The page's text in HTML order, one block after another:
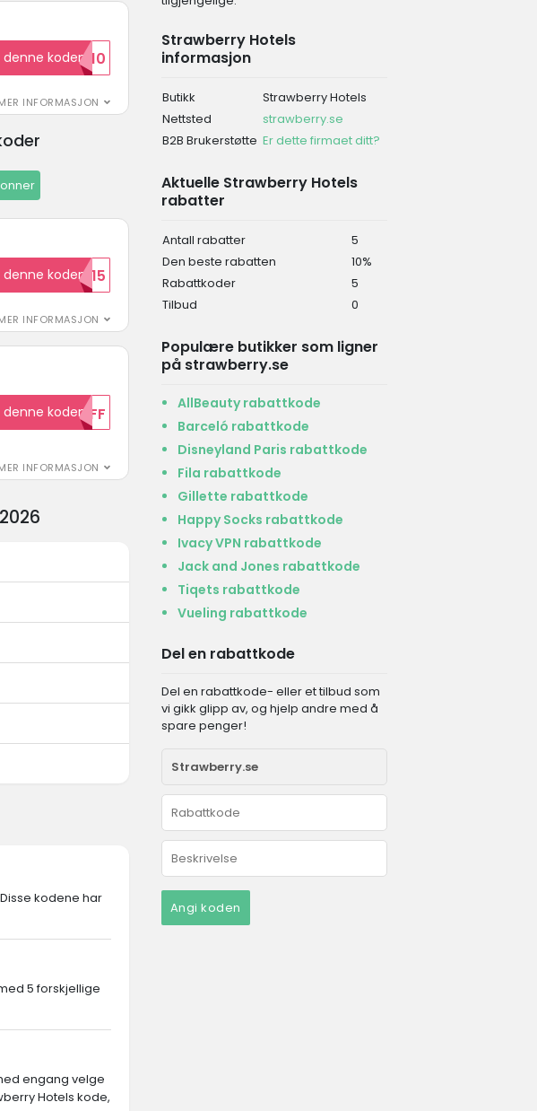
INFORMASJON
denne koden
HELLO10
INFORMASJON
denne koden
Welcome15
INFORMASJON
denne koden10OFF
Strawberry Hotels
informasjon
Butikk
Strawberry Hotels
Nettsted
strawberry.se
B2B Brukerstøtte Er dette firmaet ditt?
Aktuelle Strawberry Hotels
rabatter
Antall rabatter
5
Den beste rabatten
10%
Rabattkoder
5
Tilbud
0
Populære butikker som ligner
på strawberry.se
AllBeauty rabattkode
Barceló rabattkode
Disneyland Paris rabattkode
Fila rabattkode
Gillette rabattkode
Happy Socks rabattkode
Ivacy VPN rabattkode
Jack and Jones rabattkode
Tiqets rabattkode
Vueling rabattkode
Del en rabattkode
Del en rabattkode- eller et tilbud som
vi gikk glipp av, og hjelp andre med å
spare penger!
Angi koden
kodene har
5 forskjellige
engang velge
Hotels kode,